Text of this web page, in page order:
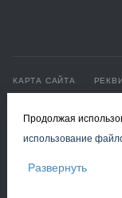
КАРТА САЙТА
ПОЛИТИКА
Решетчатый настил
Разработка и
Продолжая
использование
(включая IP-адрес,
Развернуть